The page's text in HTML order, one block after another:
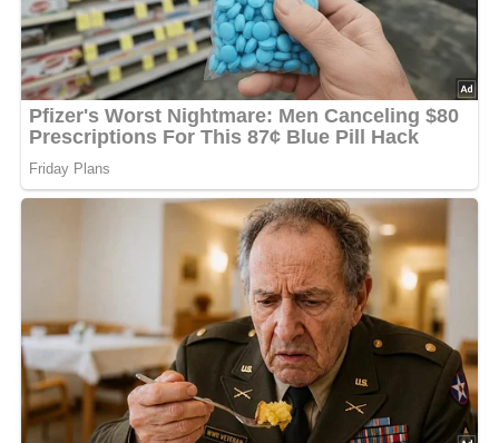
Pfeffer
1 bis 2 Knoblauchzehen
1 Zwiebel
1 Eßlöffel Zitronensaft
Zubereitung
Das vorbereitete Hähnchen in Portionsstücke teilen und
mit einer Gabel mehrfach einstechen.
Aus Öl, Petersilie, Salz, Pfeffer, geriebener Knoblauchzehe,
feingehackter Zwiebel und Zitronensaft eine Marinade
bereiten.
Das Fleisch 3 bis 4 Stunden einlegen, ab und zu wenden.
Gut abtropfen lassen und auf jeder Seite etwa 15 Minuten
grillen, dabei öfter mit dem würzigen Öl bepinseln.